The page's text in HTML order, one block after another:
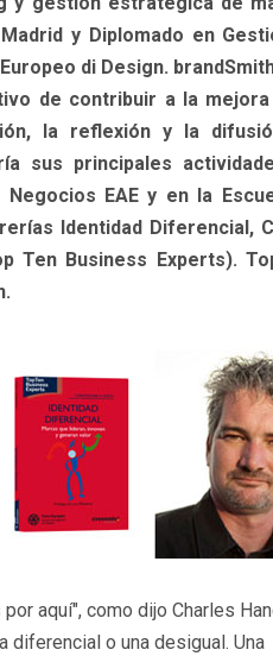
y Diplomado en
di Design.
de contribuir a la
la reflexión y la
sus principales
EAE y en la
Identidad Diferencial,
Ten Business Experts).
aquí", como dijo Charles
o una desigual. Una